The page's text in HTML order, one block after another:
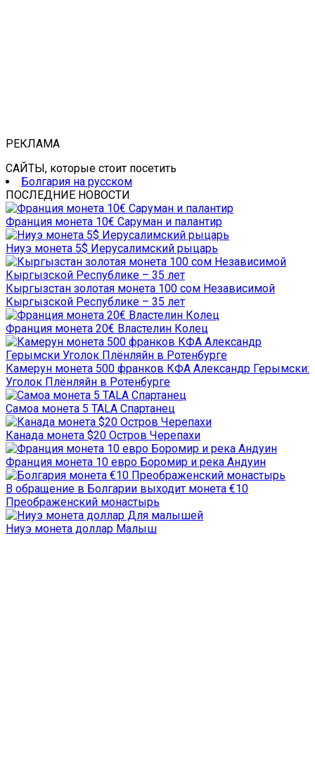
РЕКЛАМА
САЙТЫ, которые стоит посетить
Болгария на русском
ПОСЛЕДНИЕ НОВОСТИ
Франция монета 10€ Саруман и палантир
Ниуэ монета 5$ Иерусалимский рыцарь
Кыргызстан золотая монета 100 сом Независимой
Кыргызской Республике – 35 лет
Франция монета 20€ Властелин Колец
Камерун монета 500 франков КФА Александр Герымски:
Уголок Плёнляйн в Ротенбурге
Самоа монета 5 TALA Спартанец
Канада монета $20 Остров Черепахи
Франция монета 10 евро Боромир и река Андуин
В обращение в Болгарии выходит монета €10
Преображенский монастырь
Ниуэ монета доллар Малыш